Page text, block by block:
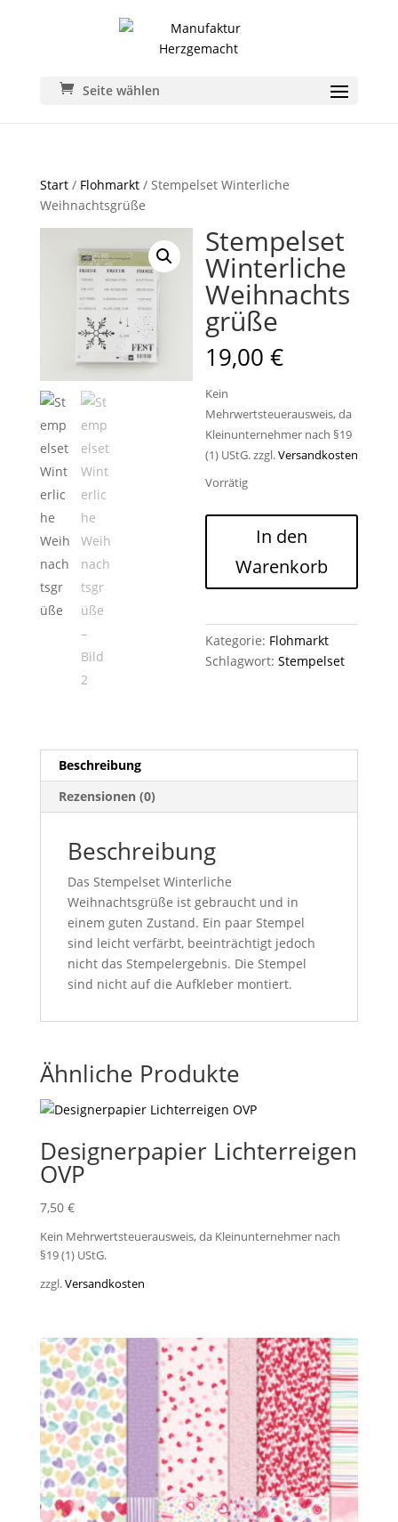
Seite wählen
Start/ Flohmarkt/ Stempelset Winterliche
Weihnachtsgrüße
Stempelset
Winterliche
Weihnachts
grüße
19,00€
Kein
Mehrwertsteuerausweis, da
Kleinunternehmer nach §19
(1) UStG.zzgl.Versandkosten
Vorrätig
Winterliche
Weihnachtsgrüße
Menge
In den
Warenkorb
Kategorie: Flohmarkt
Schlagwort:Stempelset
Beschreibung
Rezensionen (0)
Beschreibung
Das Stempelset Winterliche
Weihnachtsgrüße ist gebraucht und in
einem guten Zustand. Ein paar Stempel
sind leicht verfärbt, beeinträchtigt jedoch
nicht das Stempelergebnis. Die Stempel
sind nicht auf die Aufkleber montiert.
Ähnliche Produkte
Designerpapier Lichterreigen
OVP
7,50 €
Kein Mehrwertsteuerausweis, da Kleinunternehmer nach
§19 (1) UStG.
zzgl.Versandkosten